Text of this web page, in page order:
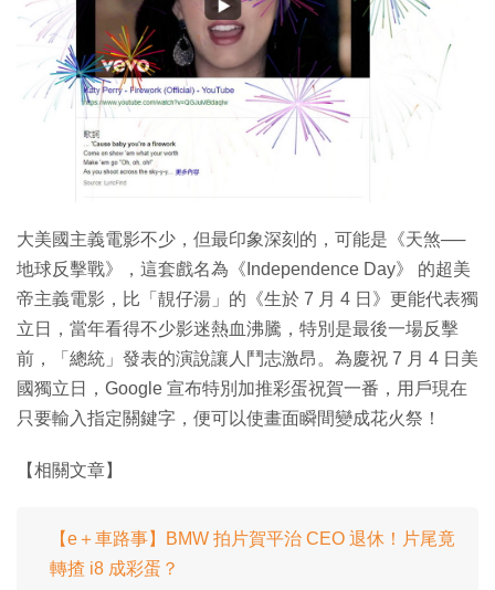
Enterprise Digital Transformation
大美國主義電影不少，但最印象深刻的，可能是《天煞──
地球反擊戰》，這套戲名為《Independence Day》 的超美
帝主義電影，比「靚仔湯」的《生於 7 月 4 日》更能代表獨
立日，當年看得不少影迷熱血沸騰，特別是最後一場反擊
前，「總統」發表的演說讓人鬥志激昂。為慶祝 7 月 4 日美
國獨立日，Google 宣布特別加推彩蛋祝賀一番，用戶現在
只要輸入指定關鍵字，便可以使畫面瞬間變成花火祭！
【相關文章】
【e＋車路事】BMW 拍片賀平治 CEO 退休！片尾竟
轉揸 i8 成彩蛋？